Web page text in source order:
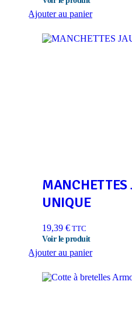
Ajouter au panier
UNIQUE
19,39 € TTC
Ajouter au panier